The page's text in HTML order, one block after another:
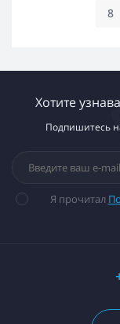
8
Хотите
Подпишитесь
Я прочитал